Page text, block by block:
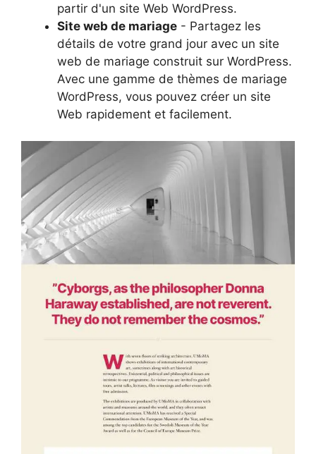
partir d'un site Web WordPress.
Site web de mariage - Partagez les
détails de votre grand jour avec un site
web de mariage construit sur WordPress.
Avec une gamme de thèmes de mariage
WordPress, vous pouvez créer un site
Web rapidement et facilement.